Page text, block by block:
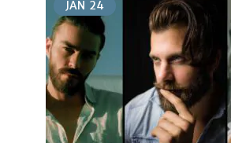
JAN 24